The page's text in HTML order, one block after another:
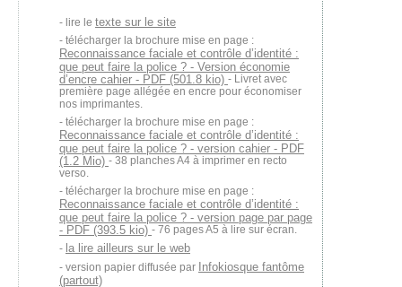
lire le texte sur le site
télécharger la brochure mise en page :
Reconnaissance faciale et contrôle d’identité :
que peut faire la police ? - Version économie
d’encre cahier - PDF (501.8 kio) - Livret avec
première page allégée en encre pour économiser
nos imprimantes.
télécharger la brochure mise en page :
Reconnaissance faciale et contrôle d’identité :
que peut faire la police ? - version cahier - PDF
(1.2 Mio) - 38 planches A4 à imprimer en recto
verso.
télécharger la brochure mise en page :
Reconnaissance faciale et contrôle d’identité :
que peut faire la police ? - version page par page
- PDF (393.5 kio) - 76 pages A5 à lire sur écran.
la lire ailleurs sur le web
version papier diffusée par Infokiosque fantôme
(partout)